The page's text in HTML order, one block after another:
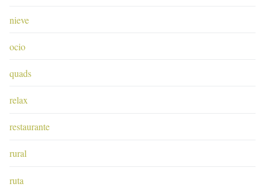
nieve
ocio
quads
relax
restaurante
rural
ruta